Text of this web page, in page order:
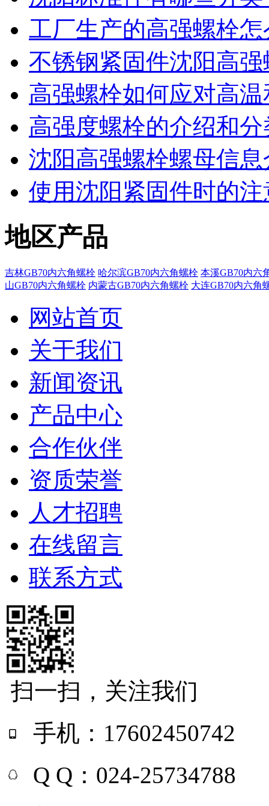
工厂生产的高强螺栓
不锈钢紧固件沈阳高
高强螺栓如何应对高
高强度螺栓的介绍和分
沈阳高强螺栓螺母信息
使用沈阳紧固件时的
地区产品
吉林GB70内六角螺栓 哈尔滨GB70内六角螺栓 本溪GB70内六
山GB70内六角螺栓 内蒙古GB70内六角螺栓 大连GB70内六角
网站首页
关于我们
新闻资讯
产品中心
合作伙伴
资质荣誉
人才招聘
在线留言
联系方式
扫一扫，关注我们
手机：17602450742
Q Q：024-25734788